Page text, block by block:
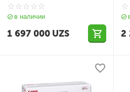
в наличии
1 697 000 UZS 2